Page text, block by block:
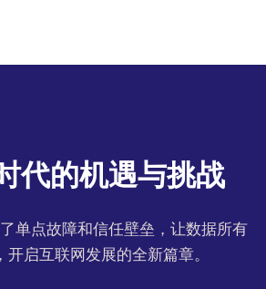
代的机遇与挑战
单点故障和信任壁垒，让数据所有
开启互联网发展的全新篇章。